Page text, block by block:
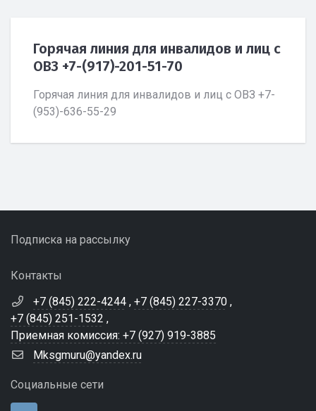
Горячая линия для инвалидов и лиц с
ОВЗ +7-(917)-201-51-70
Горячая линия для инвалидов и лиц с ОВЗ +7-
(953)-636-55-29
Подписка на рассылку
Контакты
+7 (845) 222-4244 , +7 (845) 227-3370 ,
+7 (845) 251-1532 ,
Приемная комиссия: +7 (927) 919-3885
Mksgmuru@yandex.ru
Социальные сети